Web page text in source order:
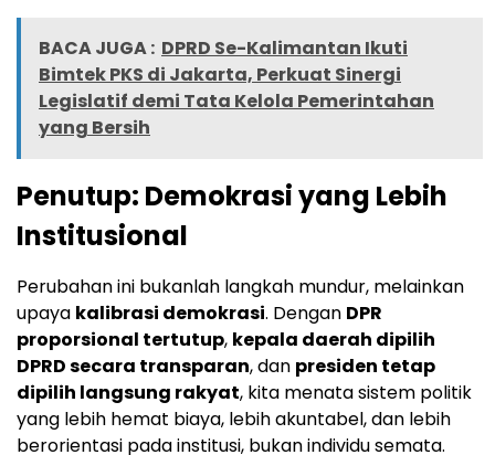
BACA JUGA : DPRD Se-Kalimantan Ikuti
Bimtek PKS di Jakarta, Perkuat Sinergi
Legislatif demi Tata Kelola Pemerintahan
yang Bersih
Penutup: Demokrasi yang Lebih
Institusional
Perubahan ini bukanlah langkah mundur, melainkan
upaya kalibrasi demokrasi. Dengan DPR
proporsional tertutup, kepala daerah dipilih
DPRD secara transparan, dan presiden tetap
dipilih langsung rakyat, kita menata sistem politik
yang lebih hemat biaya, lebih akuntabel, dan lebih
berorientasi pada institusi, bukan individu semata.